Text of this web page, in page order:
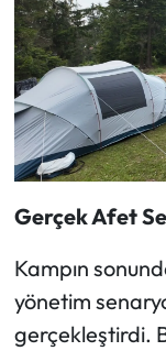
Gerçek Afet
Kampın
yönetim
gerçekleştirdi.